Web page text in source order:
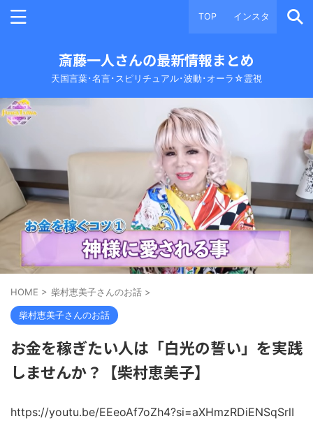
TOP インスタ
斎藤一人さんの最新情報まとめ
天国言葉･名言･スピリチュアル･波動･オーラ☆霊視
HOME > 柴村恵美子さんのお話 >
柴村恵美子さんのお話
お金を稼ぎたい人は「白光の誓い」を実践
しませんか？【柴村恵美子】
https://youtu.be/EEeoAf7oZh4?si=aXHmzRDiENSqSrlI